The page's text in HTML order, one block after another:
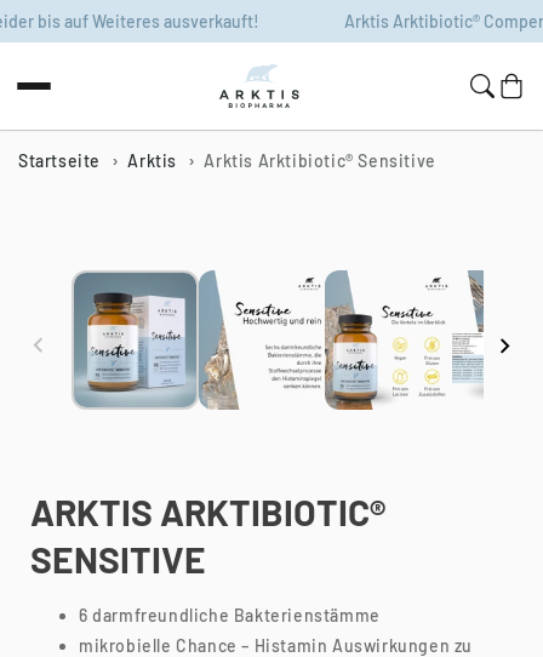
Zum Inhalt
springen
bis auf Weiteres ausverkauft! Arktis Arktibiotic® Compens
Startseite Arktis Arktis Arktibiotic® Sensitive
ARKTIS ARKTIBIOTIC®
SENSITIVE
6 darmfreundliche Bakterienstämme
mikrobielle Chance – Histamin Auswirkungen zu